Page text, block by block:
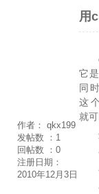
作者： qkx199
发帖数 ： 1
回帖数 ： 0
注册日期：
2010年12月3日
用
它
同
这
就